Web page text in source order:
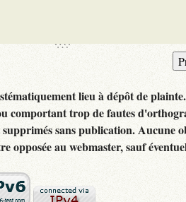
lieu à dépôt de
comportant trop de fautes
sans publication. Aucune
opposée au webmaster, sauf